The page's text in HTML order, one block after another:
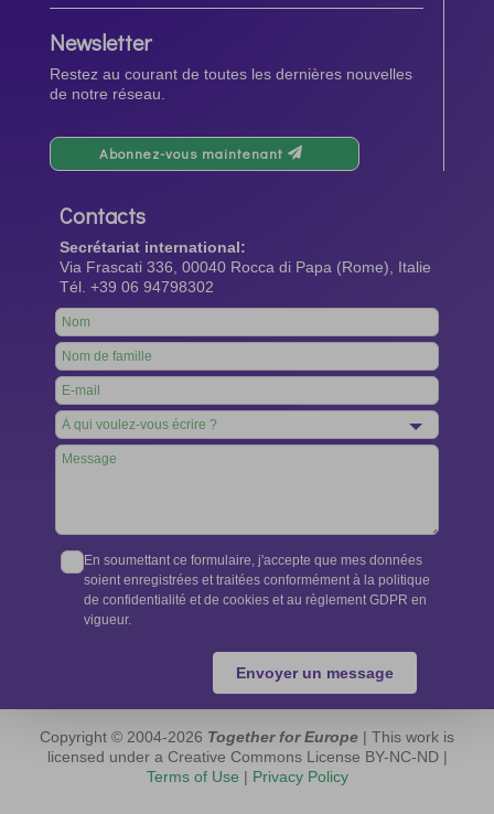
Newsletter
Restez au courant de toutes les dernières nouvelles
de notre réseau.
Abonnez-vous maintenant
Contacts
Secrétariat international:
Via Frascati 336, 00040 Rocca di Papa (Rome), Italie
Tél. +39 06 94798302
Leave
this
field
blank
En soumettant ce formulaire, j'accepte que mes données
soient enregistrées et traitées conformément à la politique
de confidentialité et de cookies et au règlement GDPR en
vigueur.
Envoyer un message
Copyright © 2004-2026 Together for Europe | This work is
licensed under a Creative Commons License BY-NC-ND |
Terms of Use | Privacy Policy